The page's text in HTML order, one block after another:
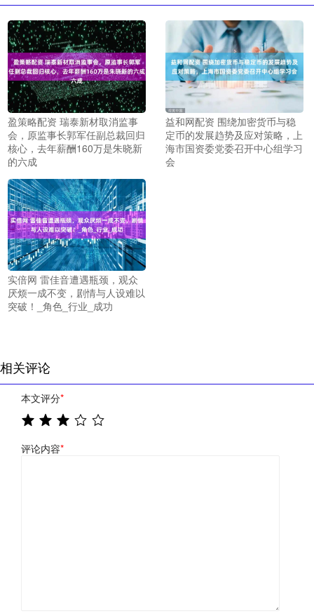
盈策略配资 瑞泰新材取消监事
会，原监事长郭军任副总裁回归
核心，去年薪酬160万是朱晓新
的六成
益和网配资 围绕加密货币与稳
定币的发展趋势及应对策略，上
海市国资委党委召开中心组学习
会
实倍网 雷佳音遭遇瓶颈，观众
厌烦一成不变，剧情与人设难以
突破！_角色_行业_成功
相关评论
本文评分*
评论内容*